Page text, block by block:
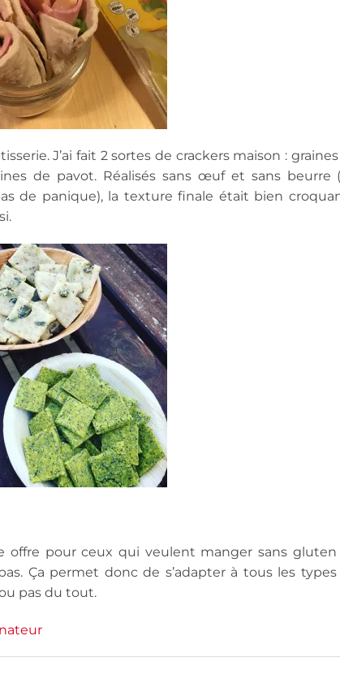
J’ai fait 2 sortes de crackers maison :
de pavot. Réalisés sans œuf et sans beurre
de panique), la texture finale était bien
offre pour ceux qui veulent manger sans gluten
Ça permet donc de s’adapter à tous les
pas du tout.